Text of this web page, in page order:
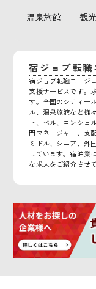
温泉旅館 ｜ 観
宿ジョブ転職
宿ジョブ転職エージ
支援サービスです。
す。全国のシティー
ル、温泉旅館など様
ト、ベル、コンシェ
門マネージャー、支
ミドル、シニア、外
しています。宿泊業
な求人をご紹介させ